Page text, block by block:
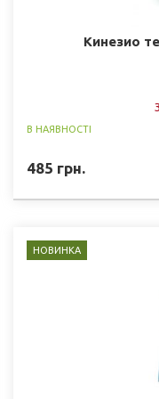
Кинезио
В НАЯВНОСТІ
485 грн.
НОВИНКА